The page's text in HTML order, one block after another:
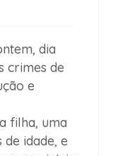
dia
crimes de
e
filha, uma
de idade, e